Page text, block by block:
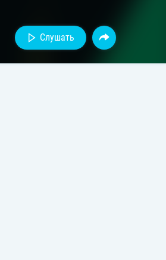
Слушать